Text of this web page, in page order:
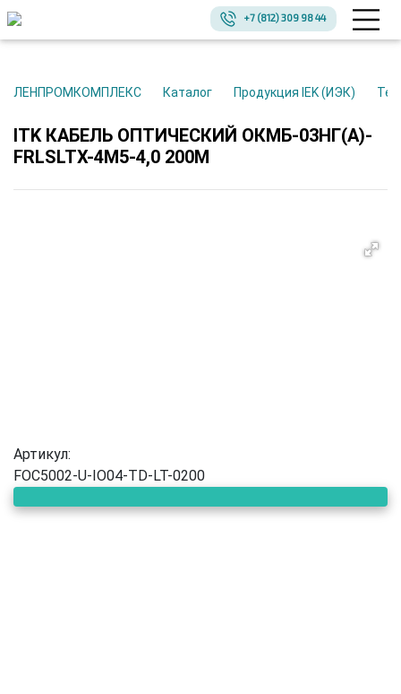
+7 (812) 309 98 44
ЛЕНПРОМКОМПЛЕКС Каталог Продукция IEK (ИЭК)
ITK КАБЕЛЬ ОПТИЧЕСКИЙ ОКМБ-03НГ(А)-
FRLSLTX-4М5-4,0 200М
Артикул:
FOC5002-U-IO04-TD-LT-0200